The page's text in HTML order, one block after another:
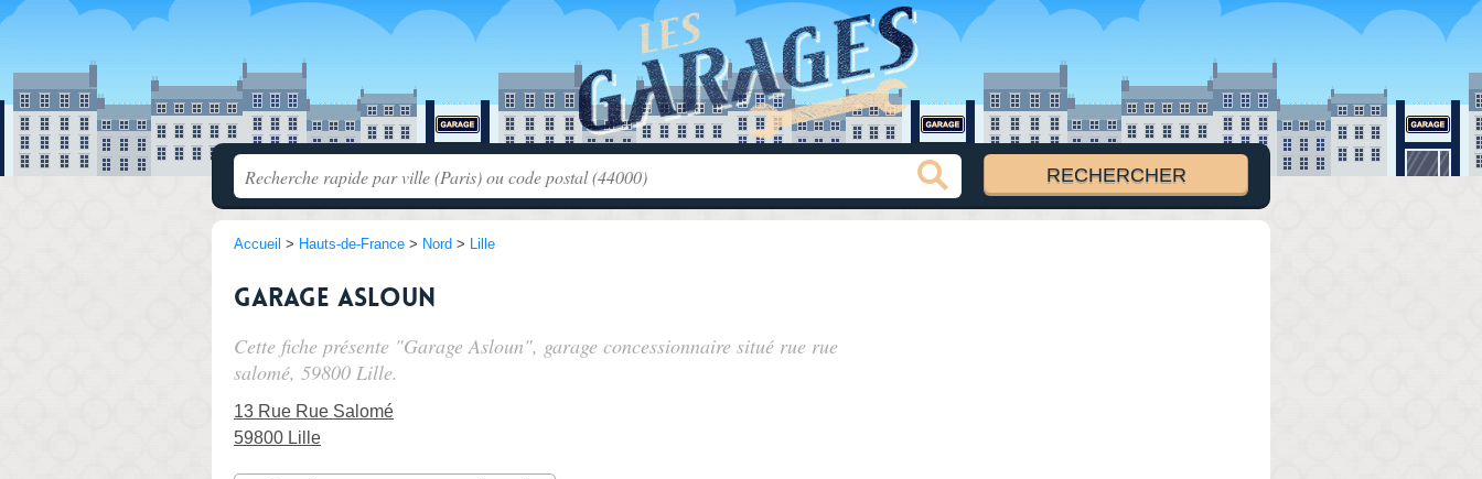
Accueil > Hauts-de-France > Nord > Lille
Garage Asloun
Cette fiche présente "Garage Asloun", garage concessionnaire situé rue rue
salomé, 59800 Lille.
13 Rue Rue Salomé
59800 Lille